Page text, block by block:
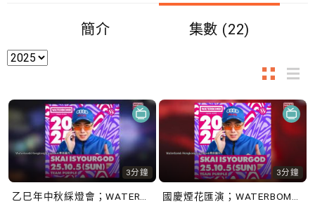
簡介 集數 (22)
3分鐘 3分鐘